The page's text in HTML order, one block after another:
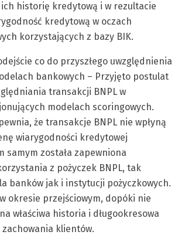
ich historię kredytową i w rezultacie
kredytową w oczach
korzystających z bazy BIK.
co do przyszłego uwzględnienia
bankowych – Przyjęto postulat
transakcji BNPL w
modelach scoringowych.
że transakcje BNPL nie wpłyną
wiarygodności kredytowej
samym została zapewniona
z pożyczek BNPL, tak
banków jak i instytucji pożyczkowych.
okresie przejściowym, dopóki nie
właściwa historia i długookresowa
zachowania klientów.